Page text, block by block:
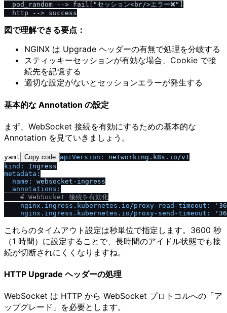
  pod_random --> fail["セッション<br/>エラー❌"]
図で理解できる要点：
NGINX は Upgrade ヘッダーの有無で処理を分岐する
スティッキーセッションが有効な場合、Cookie で接
続先を記憶する
適切な設定がないとセッションエラーが発生する
基本的な Annotation の設定
まず、WebSocket 接続を有効にするための基本的な
Annotation を見ていきましょう。
yaml Copy code apiVersion: networking.k8s.io /v1
kind:
Ingress
metadata:
name:
websocket-ingress
annotations:
# WebSocket 接続を有効化
nginx.ingress.kubernetes.io /proxy-read-timeout:
nginx.ingress.kubernetes.io /proxy-send-timeout:
これらのタイムアウト設定は秒単位で指定します。3600 秒
（1 時間）に設定することで、長時間のアイドル状態でも接
続が切断されにくくなりますね。
HTTP Upgrade ヘッダーの処理
WebSocket は HTTP から WebSocket プロトコルへの「ア
ップグレード」を必要とします。